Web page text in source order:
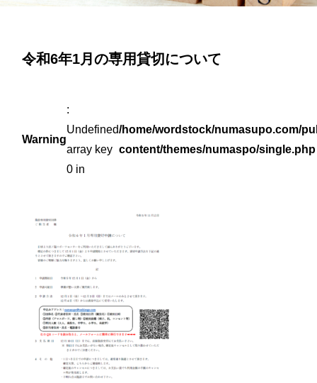
令和6年1月の専用貸切について
Warning
:
Undefined
array key
0 in
/home/wordstock/numasupo.com/
content/themes/numaspo/single.php